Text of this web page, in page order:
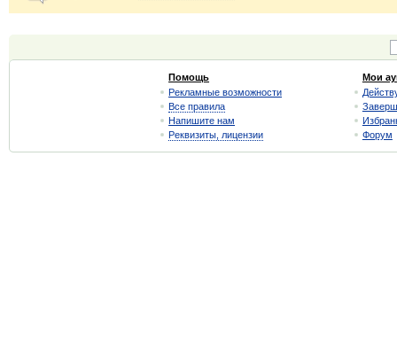
Помощь
Рекламные возможности
Все правила
Напишите нам
Реквизиты, лицензии
Мои
Форум